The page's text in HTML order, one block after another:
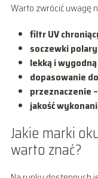
Warto zwrócić uwagę
filtr UV
soczewki
lekką i
dopasowanie
przeznaczenie
jakość
Jakie marki
warto znać?